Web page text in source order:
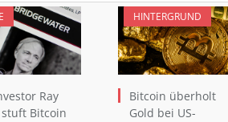
Ray
Bitcoin
HINTERGRUND
Bitcoin überholt
Gold bei US-